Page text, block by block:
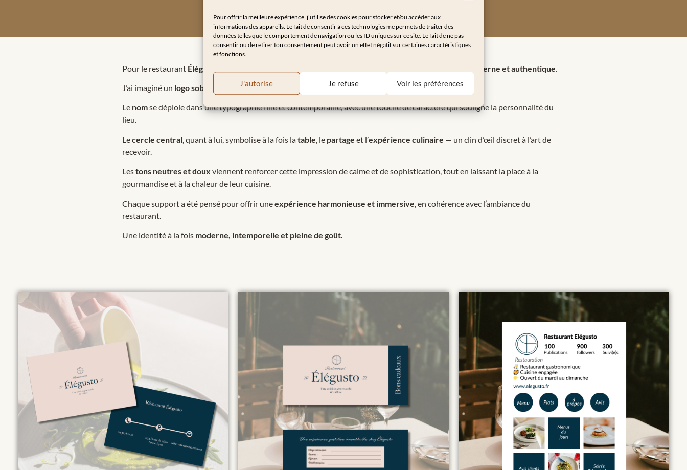
Pour offrir la meilleure expérience, j'utilise des cookies pour stocker et/ou accéder aux
informations des appareils. Le fait de consentir à ces technologies me permets de traiter des
données telles que le comportement de navigation ou les ID uniques sur ce site. Le fait de ne pas
consentir ou de retirer ton consentement peut avoir un effet négatif sur certaines caractéristiques
et fonctions.
J'autorise Je refuse Voir les préférences
MA DÉMARCHE CRÉATIVE
Pour le restaurant Élégusto cuisine raffinée, moderne et authentique
J’ai imaginé un logo sobre et élégant, où chaque détail évoque la délicatesse de leur univers.
Le nomse déploie dans une typographie fine et contemporaine, avec une touche de caractère qui souligne la personnalité du
lieu.
Lecercle central, quant à lui, symbolise à la fois latable , le partage et l’expérience culinaire — un clin d’œil discret à l’art de
recevoir.
Lestons neutres et doux viennent renforcer cette impression de calme et de sophistication, tout en laissant la place à la
gourmandise et à la chaleur de leur cuisine.
Chaque support a été pensé pour offrir uneexpérience harmonieuse et immersive , en cohérence avec l’ambiance du
restaurant.
Une identité à la fois moderne, intemporelle et pleine de goût.